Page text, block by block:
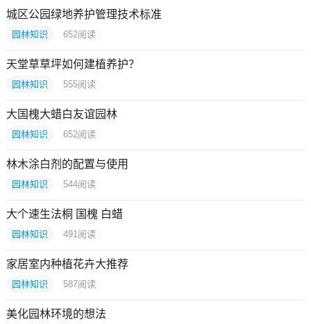
城区公园绿地养护管理技术标准
园林知识 652阅读
天堂草草坪如何建植养护？
园林知识 555阅读
大国槐大蜡白友谊园林
园林知识 652阅读
林木涂白剂的配置与使用
园林知识 544阅读
大个速生法桐 国槐 白蜡
园林知识 491 阅读
家居室内种植花卉大推荐
园林知识 587阅读
美化园林环境的想法